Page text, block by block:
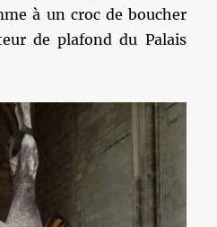
à un croc de boucher
de plafond du Palais